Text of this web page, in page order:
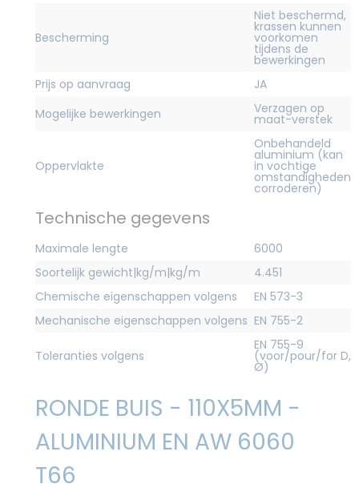
Bescherming
Niet beschermd,
krassen kunnen
voorkomen
tijdens de
bewerkingen
Prijs op aanvraag
JA
Mogelijke bewerkingen
Verzagen op
maat-verstek
Oppervlakte
Onbehandeld
aluminium (kan
in vochtige
omstandigheden
corroderen)
Technische gegevens
Maximale lengte
6000
Soortelijk gewicht|kg/m|kg/m
4.451
Chemische eigenschappen volgens
EN 573-3
Mechanische eigenschappen volgens EN 755-2
Toleranties volgens
EN 755-9
(voor/pour/for D,
Ø)
RONDE BUIS - 110X5MM -
ALUMINIUM EN AW 6060
T66